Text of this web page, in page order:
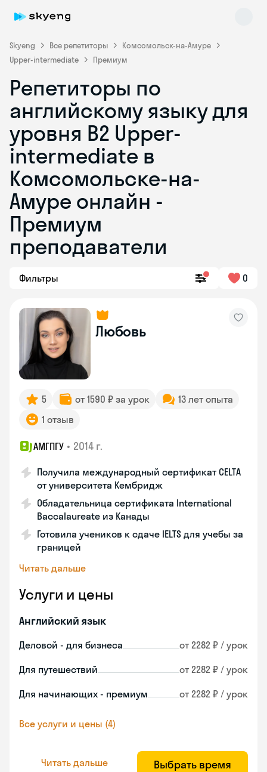
Skyeng Все репетиторы
Комсомольск-на-Амуре
Upper-intermediate
Премиум
Репетиторы по
английскому языку для
уровня B2 Upper-
intermediate в
Комсомольске-на-
Амуре онлайн -
Премиум
преподаватели
Фильтры 0
Любовь
5 от 1590 ₽ за урок
13 лет опыта
1 отзыв
АМГПГУ • 2014 г.
Получила международный сертификат CELTA
от университета Кембридж
Обладательница сертификата International
Baccalaureate из Канады
Готовила учеников к сдаче IELTS для учебы за
границей
Читать дальше
Услуги и цены
Английский язык
Деловой - для бизнеса от 2282 ₽ / урок
Для путешествий от 2282 ₽ / урок
Для начинающих - премиум от 2282 ₽ / урок
Все услуги и цены (4)
Читать дальше Выбрать время
Skyeng Chat